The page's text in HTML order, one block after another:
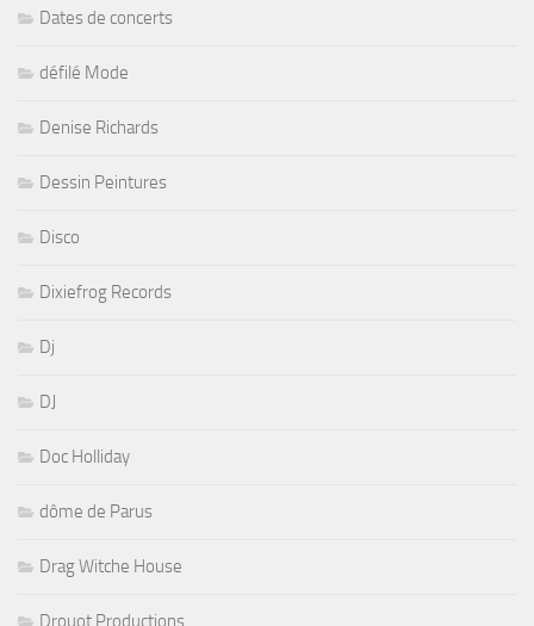
Dates de concerts
défilé Mode
Denise Richards
Dessin Peintures
Disco
Dixiefrog Records
Dj
DJ
Doc Holliday
dôme de Parus
Drag Witche House
Drouot Productions